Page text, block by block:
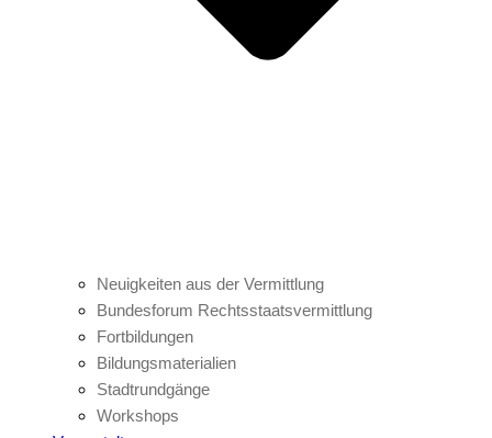
Neuigkeiten aus der Vermittlung
Bundesforum Rechtsstaatsvermittlung
Fortbildungen
Bildungsmaterialien
Stadtrundgänge
Workshops